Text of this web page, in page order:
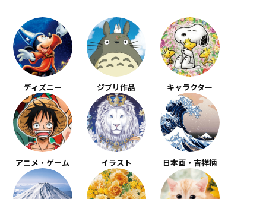
ディズニー ジブリ作品 キャラクター
アニメ・ゲーム イラスト 日本画・吉祥柄